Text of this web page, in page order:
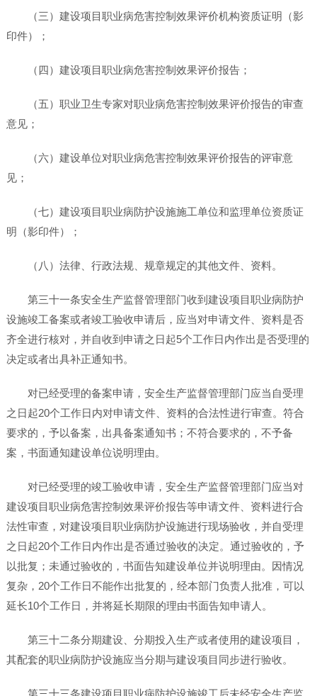
（三）建设项目职业病危害控制效果评价机构资质证明（影
印件）；
（四）建设项目职业病危害控制效果评价报告；
（五）职业卫生专家对职业病危害控制效果评价报告的审查
意见；
（六）建设单位对职业病危害控制效果评价报告的评审意
见；
（七）建设项目职业病防护设施施工单位和监理单位资质证
明（影印件）；
（八）法律、行政法规、规章规定的其他文件、资料。
第三十一条安全生产监督管理部门收到建设项目职业病防护
设施竣工备案或者竣工验收申请后，应当对申请文件、资料是否
齐全进行核对，并自收到申请之日起5个工作日内作出是否受理的
决定或者出具补正通知书。
对已经受理的备案申请，安全生产监督管理部门应当自受理
之日起20个工作日内对申请文件、资料的合法性进行审查。符合
要求的，予以备案，出具备案通知书；不符合要求的，不予备
案，书面通知建设单位说明理由。
对已经受理的竣工验收申请，安全生产监督管理部门应当对
建设项目职业病危害控制效果评价报告等申请文件、资料进行合
法性审查，对建设项目职业病防护设施进行现场验收，并自受理
之日起20个工作日内作出是否通过验收的决定。通过验收的，予
以批复；未通过验收的，书面告知建设单位并说明理由。因情况
复杂，20个工作日不能作出批复的，经本部门负责人批准，可以
延长10个工作日，并将延长期限的理由书面告知申请人。
第三十二条分期建设、分期投入生产或者使用的建设项目，
其配套的职业病防护设施应当分期与建设项目同步进行验收。